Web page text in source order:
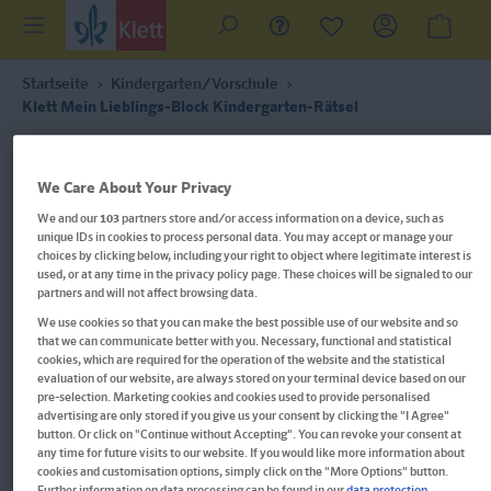
Startseite
Kindergarten/Vorschule
Klett Mein Lieblings-Block Kindergarten-Rätsel
Im Buch blättern
We Care About Your Privacy
We and our103partners store and/or access information on a device, such as
unique IDs in cookies to process personal data. You may accept or manage your
choices by clicking below, including your right to object where legitimate interest is
used, or at any time in the privacy policy page. These choices will be signaled to our
partners and will not affect browsing data.
We use cookies so that you can make the best possible use of our website and so
that we can communicate better with you. Necessary, functional and statistical
cookies, which are required for the operation of the website and the statistical
evaluation of our website, are always stored on your terminal device based on our
pre-selection. Marketing cookies and cookies used to provide personalised
advertising are only stored if you give us your consent by clicking the "I Agree"
button. Or click on "Continue without Accepting". You can revoke your consent at
any time for future visits to our website. If you would like more information about
cookies and customisation options, simply click on the "More Options" button.